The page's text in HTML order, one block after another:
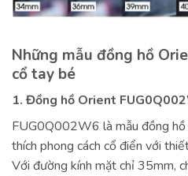
Những mẫu đồng hồ
cổ tay bé
1. Đồng hồ Orient
FUG0Q002W6 là mẫu đồng hồ
thích phong cách cổ điển với
Với đường kính mặt chỉ 35mm,